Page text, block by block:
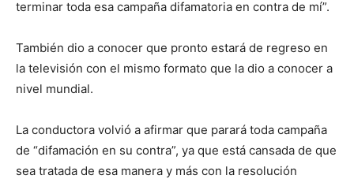
terminar toda esa campaña difamatoria en contra de mí”.
También dio a conocer que pronto estará de regreso en
la televisión con el mismo formato que la dio a conocer a
nivel mundial.
La conductora volvió a afirmar que parará toda campaña
de “difamación en su contra”, ya que está cansada de que
sea tratada de esa manera y más con la resolución